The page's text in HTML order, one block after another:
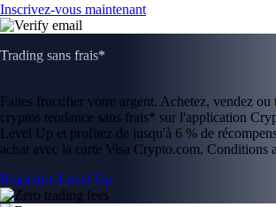
Inscrivez-vous maintenant
Trading sans frais*
Faites fructifier votre argent. Achetez, vendez ou
cryptos tendance sans frais* sur l'application
Level Up et profitez de jusqu'à 6 % de
achat avec la carte Visa Crypto.com. Conditions
Rejoindre Level Up